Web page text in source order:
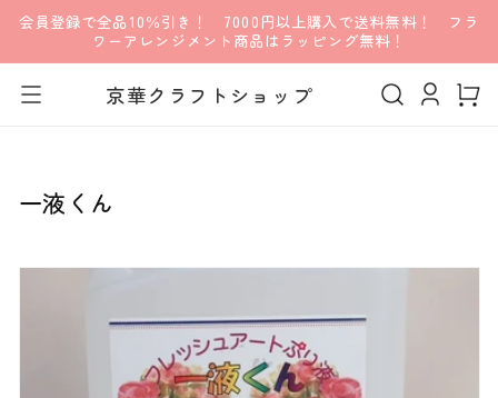
コンテンツに進む
会員登録で全品10％引き！ 7000円以上購入で送料無料！ フラ
ワーアレンジメント商品はラッピング無料！
京華クラフトショップ
グ
イ
カ
ー
コ
ク
一液くん